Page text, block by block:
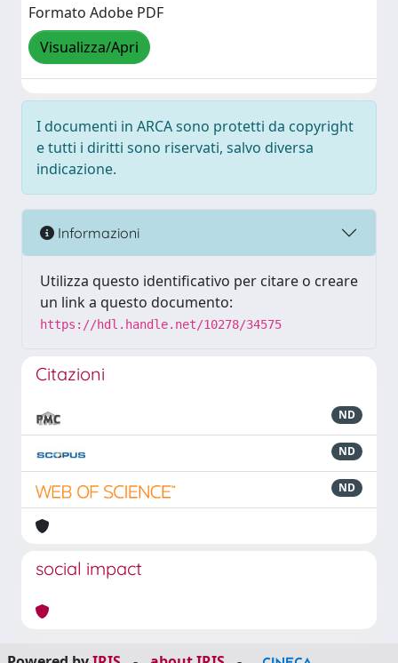
Formato Adobe PDF
Visualizza/Apri
I documenti in ARCA sono protetti da copyright
e tutti i diritti sono riservati, salvo diversa
indicazione.
Informazioni
Utilizza questo identificativo per citare o creare
un link a questo documento:
https://hdl.handle.net/10278/34575
Citazioni
ND
ND
ND
social impact